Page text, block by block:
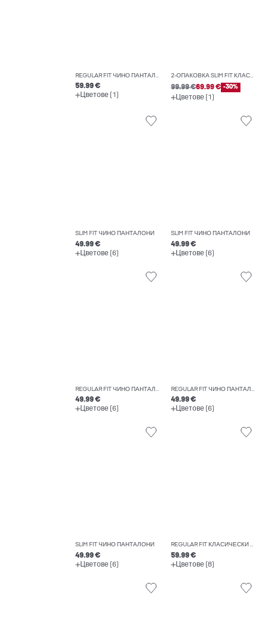
REGULAR FIT ЧИНО ПАНТАЛОНИ
59.99 €
Цветове (1)
2-ОПАКОВКА SLIM FIT КЛАСИЧЕСКИ ПАНТАЛОНИ
99.99 €69.99 € -30%
Цветове (1)
SLIM FIT ЧИНО ПАНТАЛОНИ
49.99 €
Цветове (6)
SLIM FIT ЧИНО ПАНТАЛОНИ
49.99 €
Цветове (6)
REGULAR FIT ЧИНО ПАНТАЛОНИ
49.99 €
Цветове (6)
REGULAR FIT ЧИНО ПАНТАЛОНИ
49.99 €
Цветове (6)
SLIM FIT ЧИНО ПАНТАЛОНИ
49.99 €
Цветове (6)
REGULAR FIT КЛАСИЧЕСКИ ПАНТАЛОНИ
59.99 €
Цветове (8)